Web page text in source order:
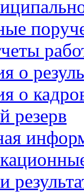
о
о
резерв